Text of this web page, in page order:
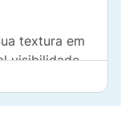
textura em
visibilidade,
e